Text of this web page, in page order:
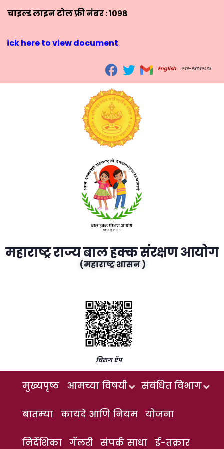
चाइल्ड लाइन टोल फ्री नंबर : १०९८
here to view document
०२२-२४९२०८९४
English
महाराष्ट्र राज्य बाल हक्क संरक्षण आयोग
(महाराष्ट्र शासन )
चिराग ऍप
मुख्यपृष्ठ आमच्या विषयी संबंधित विभाग
बातम्या कायदे आणि नियम योजना
निर्देशिका गॅलरी संपर्क साधा ई-तक्रार